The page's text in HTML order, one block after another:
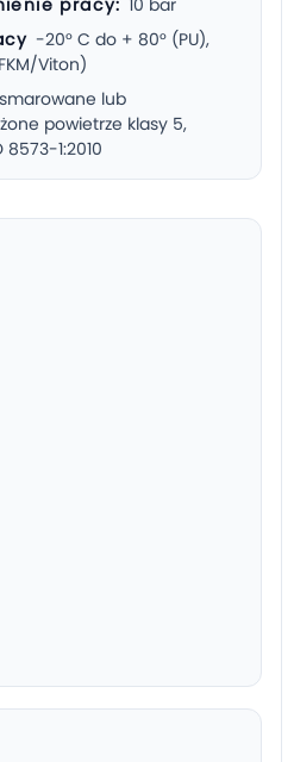
pracy: 10 bar
-20° C do + 80° (PU),
Viton)
lub
powietrze klasy 5,
1:2010